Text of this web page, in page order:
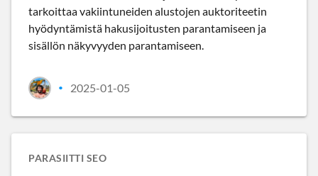
tarkoittaa vakiintuneiden alustojen auktoriteetin
hyödyntämistä hakusijoitusten parantamiseen ja
sisällön näkyvyyden parantamiseen.
• 2025-01-05
PARASIITTI SEO